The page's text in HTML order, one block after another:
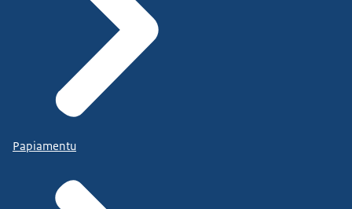
Papiamentu